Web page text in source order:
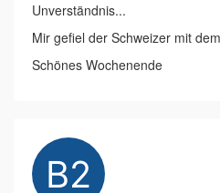
Unverständnis...
Mir gefiel der Schweizer mit
Schönes Wochenende